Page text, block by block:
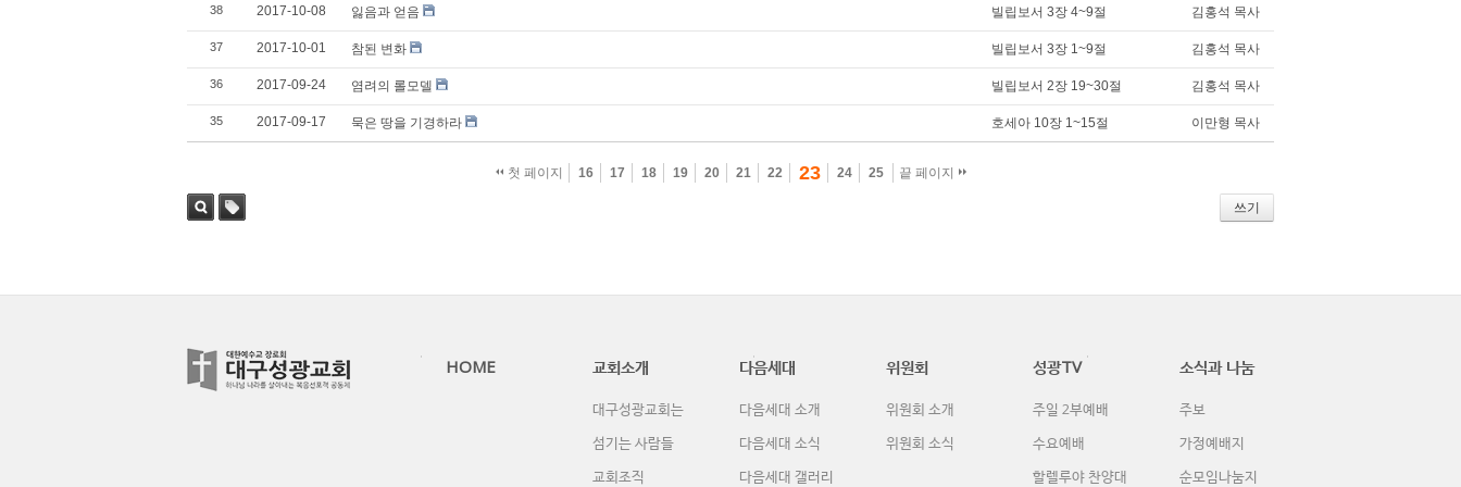
38 2017-10-08 잃음과 얻음 빌립보서 3장 4~9절 김홍석 목사
37 2017-10-01 참된 변화 빌립보서 3장 1~9절 김홍석 목사
36 2017-09-24 염려의 롤모델 빌립보서 2장 19~30절 김홍석 목사
35 2017-09-17 묵은 땅을 기경하라 호세아 10장 1~15절 이만형 목사
첫 페이지 16 17 18 19 20 21 22 23 24 25 끝 페이지
쓰기
HOME 교회소개
대구성광교회는
섬기는 사람들
교회조직
다음세대
다음세대 소개
다음세대 소식
다음세대 갤러리
위원회
위원회 소개
위원회 소식
성광TV
주일 2부예배
수요예배
할렐루야 찬양대
소식과 나눔
주보
가정예배지
순모임나눔지